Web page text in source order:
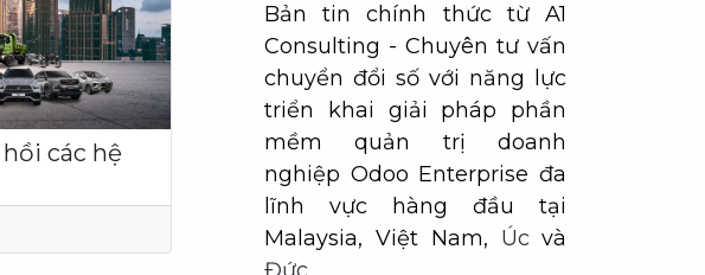
các hệ
Bản tin chính thức từ A1
Consulting - Chuyên tư vấn
chuyển đổi số với năng lực
triển khai giải pháp phần
mềm quản trị doanh
nghiệp Odoo Enterprise đa
lĩnh vực hàng đầu tại
Malaysia, Việt Nam, Úc và